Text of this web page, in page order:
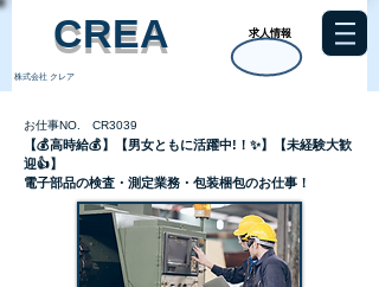
​CREA 求人情報
株式会社 クレア
お仕事NO. CR3039
【💰高時給💰】【男女ともに活躍中!！✨】【未経験大歓
迎👍】
電子部品の検査・測定業務・包装梱包のお仕事！